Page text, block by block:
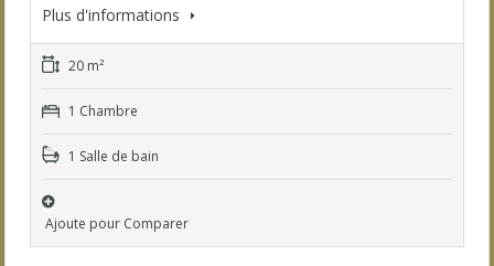
Plus d'informations
20 m²
1 Chambre
1 Salle de bain
Ajoute pour Comparer